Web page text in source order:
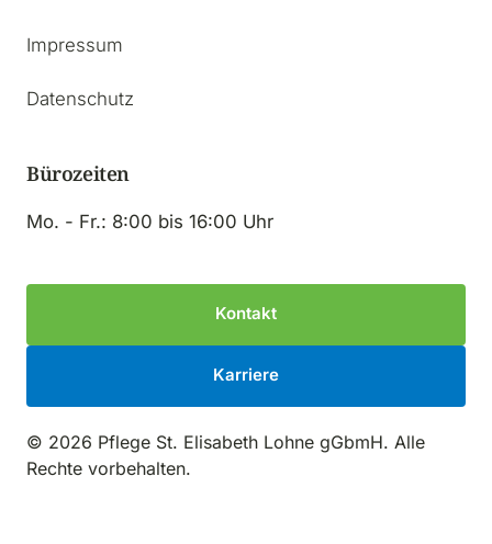
Impressum
Datenschutz
Bürozeiten
Mo. - Fr.: 8:00 bis 16:00 Uhr
Kontakt
Karriere
© 2026 Pflege St. Elisabeth Lohne gGbmH. Alle
Rechte vorbehalten.